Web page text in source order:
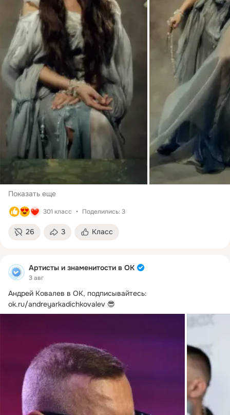
Показать еще
301 класс Поделились: 3
26 3 Класс
Артисты и знаменитости в ОК
3 авг
Андрей Ковалев в ОК, подписывайтесь:
ok.ru/andreyarkadichkovalev 😎